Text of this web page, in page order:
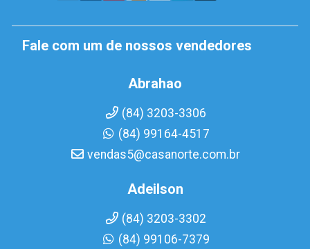
Fale com um de nossos vendedores
Abrahao
(84) 3203-3306
(84) 99164-4517
vendas5@casanorte.com.br
Adeilson
(84) 3203-3302
(84) 99106-7379